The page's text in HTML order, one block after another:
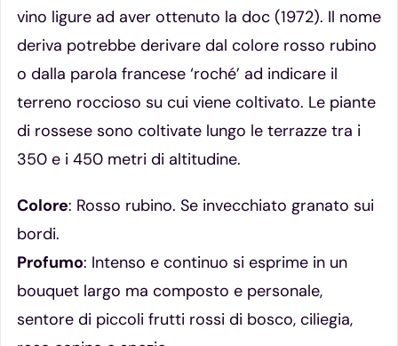
vino ligure ad aver ottenuto la doc (1972). Il nome
deriva potrebbe derivare dal colore rosso rubino
o dalla parola francese ‘roché’ ad indicare il
terreno roccioso su cui viene coltivato. Le piante
di rossese sono coltivate lungo le terrazze tra i
350 e i 450 metri di altitudine.
Colore: Rosso rubino. Se invecchiato granato sui
bordi.
Profumo: Intenso e continuo si esprime in un
bouquet largo ma composto e personale,
sentore di piccoli frutti rossi di bosco, ciliegia,